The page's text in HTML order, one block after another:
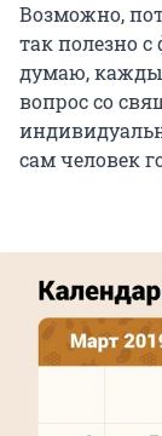
Возможно,
так полезно
думаю,
вопрос со
сам человек